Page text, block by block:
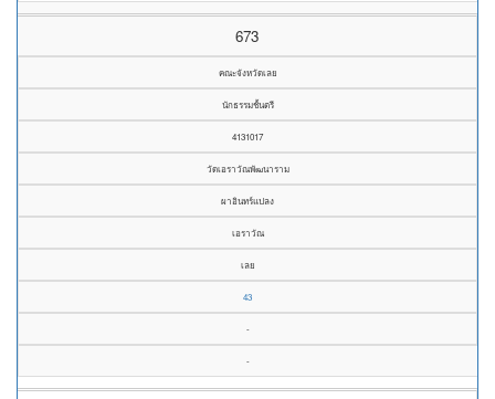
673
คณะจังหวัดเลย
นักธรรมชั้นตรี
4131017
วัดเอราวัณพัฒนาราม
ผาอินทร์แปลง
เอราวัณ
เลย
43
-
-